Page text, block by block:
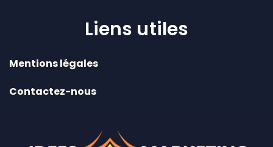
Liens utiles
Mentions légales
Contactez-nous